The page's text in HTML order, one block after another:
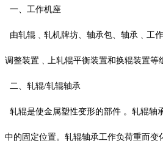
一、工作机座
由轧辊﹑轧机牌坊、轴承包、轴承﹑工
调整装置﹑上轧辊平衡装置和换辊装置等
二、轧辊/轧辊轴承
轧辊是使金属塑性变形的部件 。轧辊轴
中的固定位置。轧辊轴承工作负荷重而变